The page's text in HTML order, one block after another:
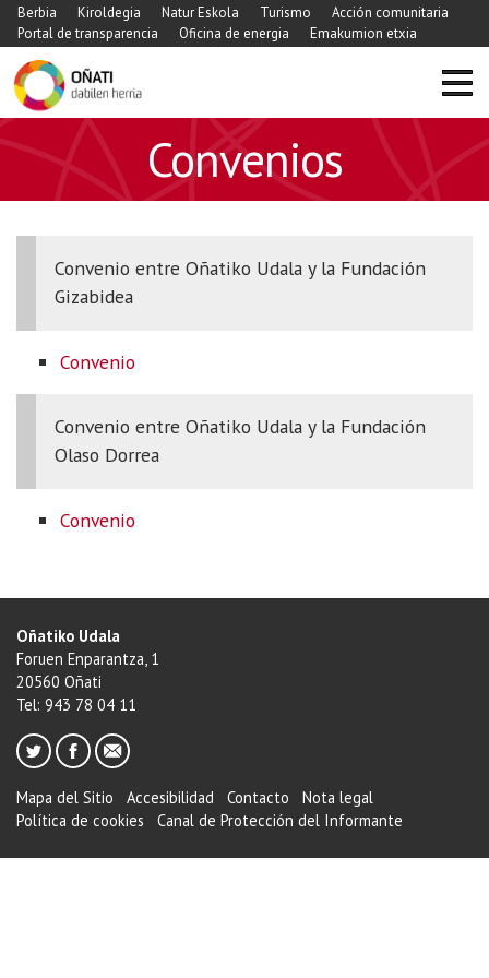
Berbia Kiroldegia Natur Eskola Turismo
Acción comunitaria
Portal de transparencia
Oficina de energia Emakumion etxia
Convenios
Convenio entre Oñatiko Udala y la Fundación
Gizabidea
Convenio
Convenio entre Oñatiko Udala y la Fundación
Olaso Dorrea
Convenio
Oñatiko Udala
Foruen Enparantza, 1
20560 Oñati
Tel: 943 78 04 11
Mapa del Sitio Accesibilidad Contacto
Nota legal
Política de cookies
Canal de Protección del Informante